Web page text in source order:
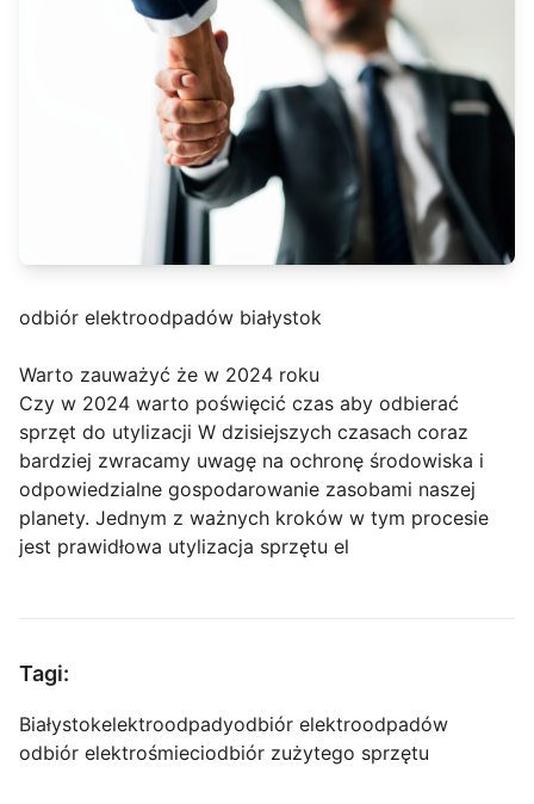
odbiór elektroodpadów białystok
Warto zauważyć że w 2024 roku
Czy w 2024 warto poświęcić czas aby odbierać
sprzęt do utylizacji W dzisiejszych czasach coraz
bardziej zwracamy uwagę na ochronę środowiska i
odpowiedzialne gospodarowanie zasobami naszej
planety. Jednym z ważnych kroków w tym procesie
jest prawidłowa utylizacja sprzętu el
Tagi:
Białystokelektroodpadyodbiór elektroodpadów
odbiór elektrośmieciodbiór zużytego sprzętu